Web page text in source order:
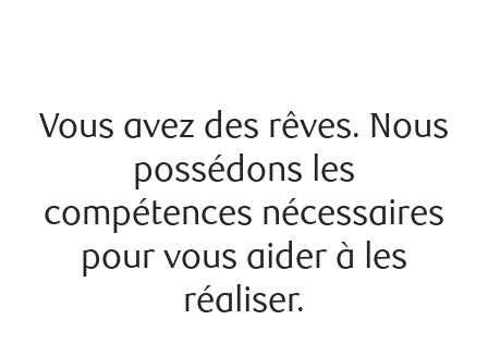
Vous avez des rêves. Nous
possédons les
compétences nécessaires
pour vous aider à les
réaliser.